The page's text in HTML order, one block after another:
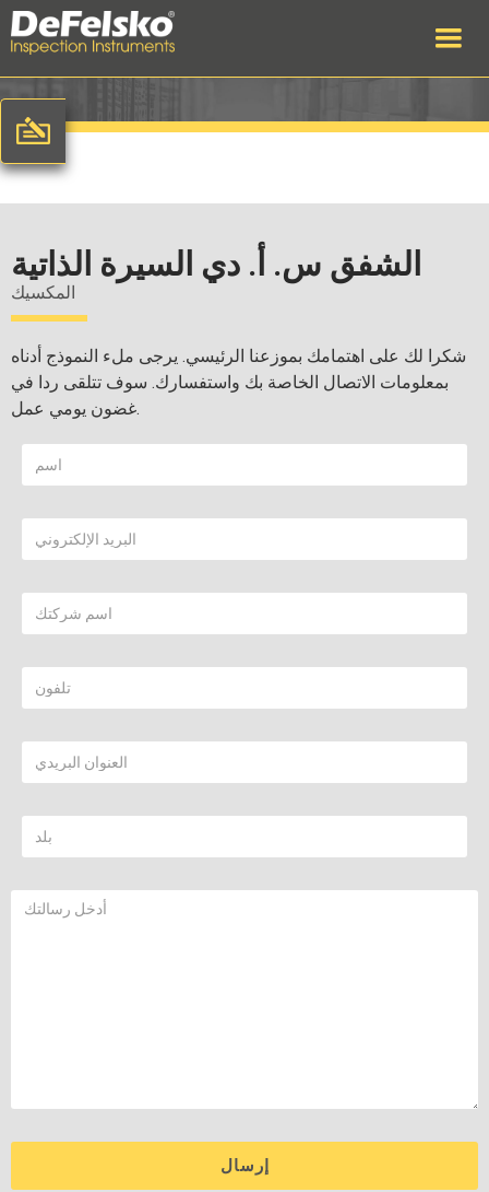
الشفق س. أ. دي السيرة الذاتية
المكسيك
شكرا لك على اهتمامك بموزعنا الرئيسي. يرجى ملء النموذج أدناه
بمعلومات الاتصال الخاصة بك واستفسارك. سوف تتلقى ردا في
غضون يومي عمل.